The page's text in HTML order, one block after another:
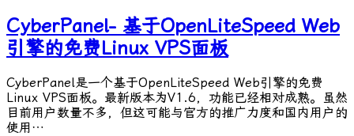
CyberPanel- 基于OpenLiteSpeed Web
引擎的免费Linux VPS面板
CyberPanel是一个基于OpenLiteSpeed Web引擎的免费
Linux VPS面板。最新版本为V1.6，功能已经相对成熟。虽然
目前用户数量不多，但这可能与官方的推广力度和国内用户的
使用…